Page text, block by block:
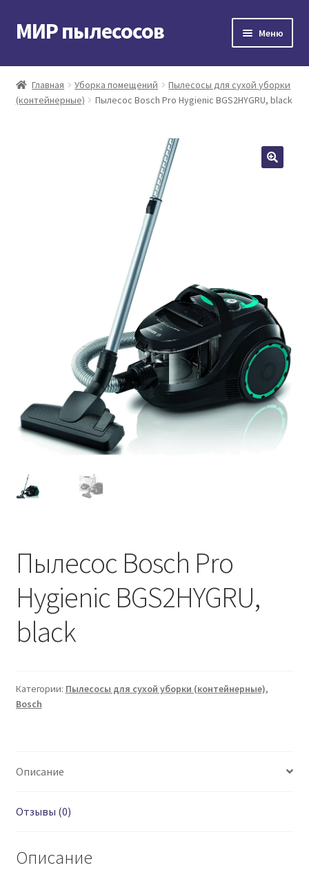
Перейти
к
Перейти
к
МИР пылесосов Меню
Главная
Мой аккаунт
Главная Уборка помещений
Пылесосы для сухой уборки
(контейнерные)
Пылесос Bosch Pro Hygienic BGS2HYGRU, black
Пылесос Bosch Pro
Hygienic BGS2HYGRU,
black
Категории: Пылесосы для сухой уборки (контейнерные),
Bosch
Описание
Отзывы (0)
Описание